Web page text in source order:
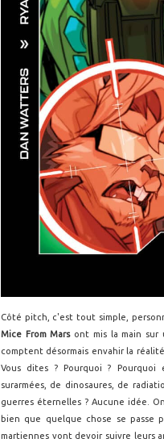
Côté pitch, c'est tout simple,
Mice From Marsont mis la main sur
comptent désormais envahir la
Vous dites ? Pourquoi ?
surarmées, de dinosaures, de
guerres éternelles ? Aucune idée.
bien que quelque chose se passe
martiennes vont devoir suivre leurs